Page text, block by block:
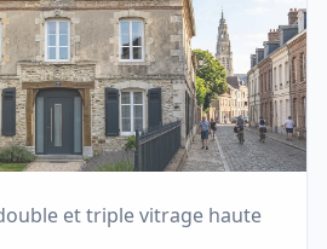
et triple vitrage haute